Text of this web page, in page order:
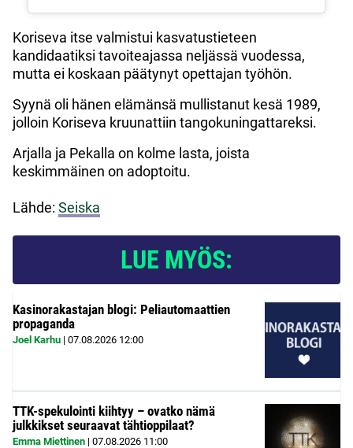
Koriseva itse valmistui kasvatustieteen
kandidaatiksi tavoiteajassa neljässä vuodessa,
mutta ei koskaan päätynyt opettajan työhön.
Syynä oli hänen elämänsä mullistanut kesä 1989,
jolloin Koriseva kruunattiin tangokuningattareksi.
Arjalla ja Pekalla on kolme lasta, joista
keskimmäinen on adoptoitu.
Lähde: Seiska
LUE MYÖS:
Kasinorakastajan blogi: Peliautomaattien
propaganda
Joel Karhu | 07.08.2026 12:00
TTK-spekulointi kiihtyy – ovatko nämä
julkkikset seuraavat tähtioppilaat?
Emma Miettinen | 07.08.2026 11:00